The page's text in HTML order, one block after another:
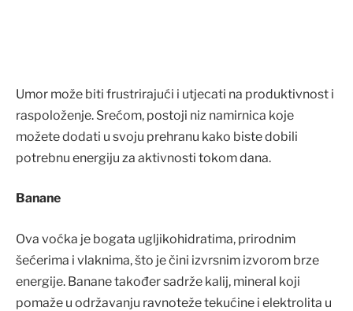
Umor može biti frustrirajući i utjecati na produktivnost i
raspoloženje. Srećom, postoji niz namirnica koje
možete dodati u svoju prehranu kako biste dobili
potrebnu energiju za aktivnosti tokom dana.
Banane
Ova voćka je bogata ugljikohidratima, prirodnim
šećerima i vlaknima, što je čini izvrsnim izvorom brze
energije. Banane također sadrže kalij, mineral koji
pomaže u održavanju ravnoteže tekućine i elektrolita u